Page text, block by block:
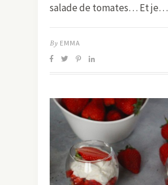
salade de tomates… Et je…
By EMMA